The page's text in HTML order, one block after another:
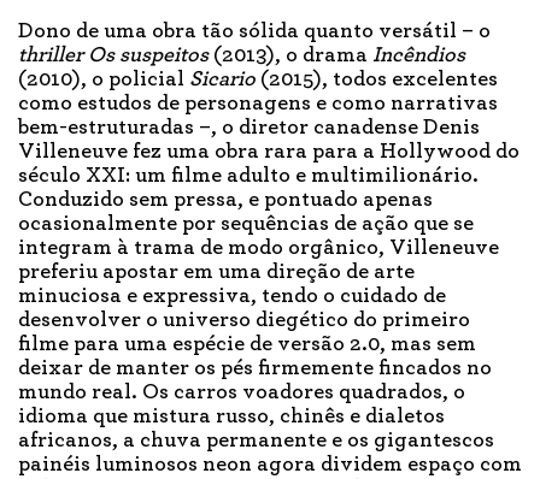
Dono de uma obra tão sólida quanto versátil – o
thriller Os suspeitos(2013), o drama Incêndios
(2010), o policial Sicario (2015), todos excelentes
como estudos de personagens e como narrativas
bem-estruturadas –, o diretor canadense Denis
Villeneuve fez uma obra rara para a Hollywood do
século XXI: um filme adulto e multimilionário.
Conduzido sem pressa, e pontuado apenas
ocasionalmente por sequências de ação que se
integram à trama de modo orgânico, Villeneuve
preferiu apostar em uma direção de arte
minuciosa e expressiva, tendo o cuidado de
desenvolver o universo diegético do primeiro
filme para uma espécie de versão 2.0, mas sem
deixar de manter os pés firmemente fincados no
mundo real. Os carros voadores quadrados, o
idioma que mistura russo, chinês e dialetos
africanos, a chuva permanente e os gigantescos
painéis luminosos neon agora dividem espaço com